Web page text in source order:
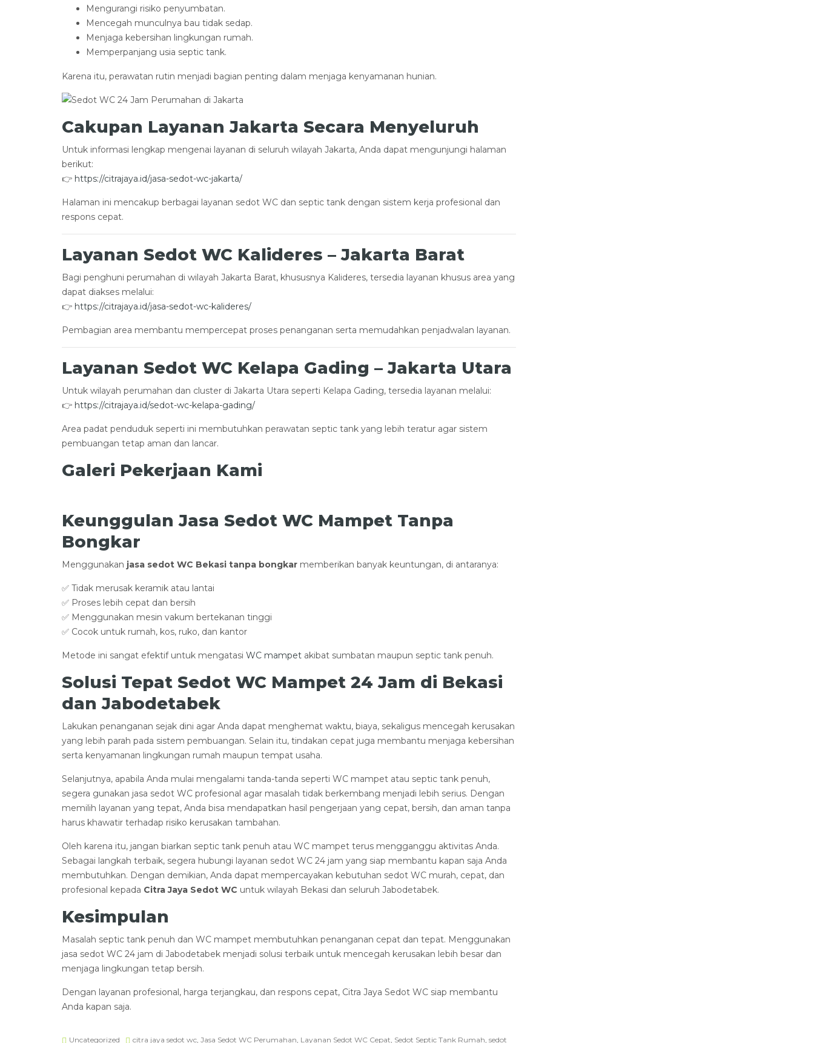
Mengurangi risiko penyumbatan.
Mencegah munculnya bau tidak sedap.
Menjaga kebersihan lingkungan rumah.
Memperpanjang usia septic tank.
Karena itu, perawatan rutin menjadi bagian penting dalam menjaga kenyamanan hunian.
Cakupan Layanan Jakarta Secara Menyeluruh
Untuk informasi lengkap mengenai layanan di seluruh wilayah Jakarta, Anda dapat mengunjungi halaman
berikut:
👉 https://citrajaya.id/jasa-sedot-wc-jakarta/
Halaman ini mencakup berbagai layanan sedot WC dan septic tank dengan sistem kerja profesional dan
respons cepat.
Layanan Sedot WC Kalideres – Jakarta Barat
Bagi penghuni perumahan di wilayah Jakarta Barat, khususnya Kalideres, tersedia layanan khusus area yang
dapat diakses melalui:
👉 https://citrajaya.id/jasa-sedot-wc-kalideres/
Pembagian area membantu mempercepat proses penanganan serta memudahkan penjadwalan layanan.
Layanan Sedot WC Kelapa Gading – Jakarta Utara
Untuk wilayah perumahan dan cluster di Jakarta Utara seperti Kelapa Gading, tersedia layanan melalui:
👉 https://citrajaya.id/sedot-wc-kelapa-gading/
Area padat penduduk seperti ini membutuhkan perawatan septic tank yang lebih teratur agar sistem
pembuangan tetap aman dan lancar.
Galeri Pekerjaan Kami
Keunggulan Jasa Sedot WC Mampet Tanpa
Bongkar
Menggunakan jasa sedot WC Bekasi tanpa bongkar memberikan banyak keuntungan, di antaranya:
✅ Tidak merusak keramik atau lantai
✅ Proses lebih cepat dan bersih
✅ Menggunakan mesin vakum bertekanan tinggi
✅ Cocok untuk rumah, kos, ruko, dan kantor
Metode ini sangat efektif untuk mengatasi WC mampet akibat sumbatan maupun septic tank penuh.
Solusi Tepat Sedot WC Mampet 24 Jam di Bekasi
dan Jabodetabek
Lakukan penanganan sejak dini agar Anda dapat menghemat waktu, biaya, sekaligus mencegah kerusakan
yang lebih parah pada sistem pembuangan. Selain itu, tindakan cepat juga membantu menjaga kebersihan
serta kenyamanan lingkungan rumah maupun tempat usaha.
Selanjutnya, apabila Anda mulai mengalami tanda-tanda seperti WC mampet atau septic tank penuh,
segera gunakan jasa sedot WC profesional agar masalah tidak berkembang menjadi lebih serius. Dengan
memilih layanan yang tepat, Anda bisa mendapatkan hasil pengerjaan yang cepat, bersih, dan aman tanpa
harus khawatir terhadap risiko kerusakan tambahan.
Oleh karena itu, jangan biarkan septic tank penuh atau WC mampet terus mengganggu aktivitas Anda.
Sebagai langkah terbaik, segera hubungi layanan sedot WC 24 jam yang siap membantu kapan saja Anda
membutuhkan. Dengan demikian, Anda dapat mempercayakan kebutuhan sedot WC murah, cepat, dan
profesional kepada Citra Jaya Sedot WC untuk wilayah Bekasi dan seluruh Jabodetabek.
Kesimpulan
Masalah septic tank penuh dan WC mampet membutuhkan penanganan cepat dan tepat. Menggunakan
jasa sedot WC 24 jam di Jabodetabek menjadi solusi terbaik untuk mencegah kerusakan lebih besar dan
menjaga lingkungan tetap bersih.
Dengan layanan profesional, harga terjangkau, dan respons cepat, Citra Jaya Sedot WC siap membantu
Anda kapan saja.
Uncategorized citra jaya sedot wc, Jasa Sedot WC Perumahan, Layanan Sedot WC Cepat, Sedot Septic Tank Rumah, sedot